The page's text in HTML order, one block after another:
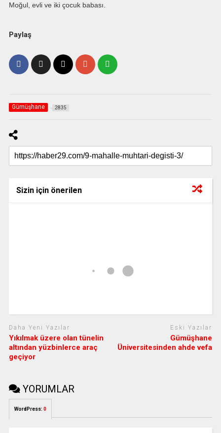
Moğul, evli ve iki çocuk babası.
Paylaş
Gümüşhane 2835
Sizin için önerilen
Daha Yeni Yazılar
Yıkılmak üzere olan tünelin
altından yüzbinlerce araç
geçiyor
Eski Yazılar
Gümüşhane
Üniversitesinden ahde vefa
YORUMLAR
WordPress: 0